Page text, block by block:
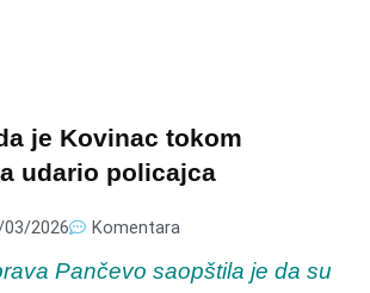
je Kovinac tokom
udario policajca
2026 Komentara
Pančevo saopštila je da su